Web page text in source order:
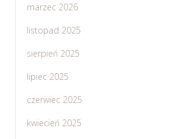
marzec 2026
listopad 2025
sierpień 2025
lipiec 2025
czerwiec 2025
kwiecień 2025